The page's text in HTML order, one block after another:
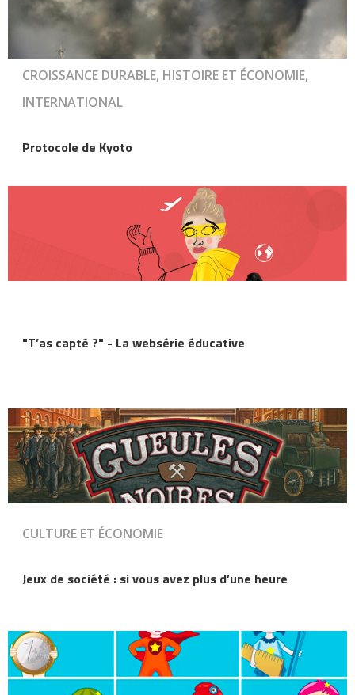
CROISSANCE DURABLE, HISTOIRE ET ÉCONOMIE,
INTERNATIONAL
Protocole de Kyoto
"T’as capté ?" - La websérie éducative
CULTURE ET ÉCONOMIE
Jeux de société : si vous avez plus d’une heure